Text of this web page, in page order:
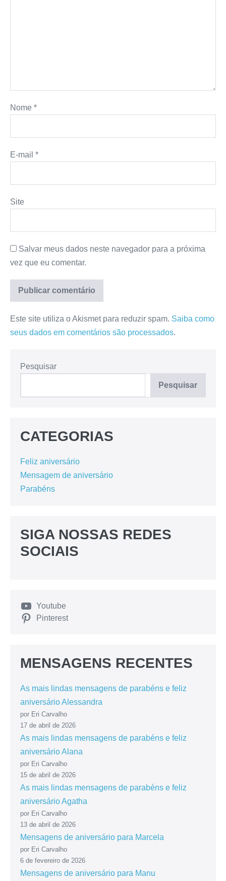
Nome *
E-mail *
Site
Salvar meus dados neste navegador para a próxima
vez que eu comentar.
Este site utiliza o Akismet para reduzir spam. Saiba como
seus dados em comentários são processados.
Pesquisar
Pesquisar
CATEGORIAS
Feliz aniversário
Mensagem de aniversário
Parabéns
SIGA NOSSAS REDES
SOCIAIS
Youtube
Pinterest
MENSAGENS RECENTES
As mais lindas mensagens de parabéns e feliz
aniversário Alessandra
por Eri Carvalho
17 de abril de 2026
As mais lindas mensagens de parabéns e feliz
aniversário Alana
por Eri Carvalho
15 de abril de 2026
As mais lindas mensagens de parabéns e feliz
aniversário Agatha
por Eri Carvalho
13 de abril de 2026
Mensagens de aniversário para Marcela
por Eri Carvalho
6 de fevereiro de 2026
Mensagens de aniversário para Manu